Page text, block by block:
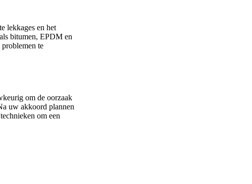
lekkages en het
bitumen, EPDM en
te
om de oorzaak
uw akkoord plannen
om een